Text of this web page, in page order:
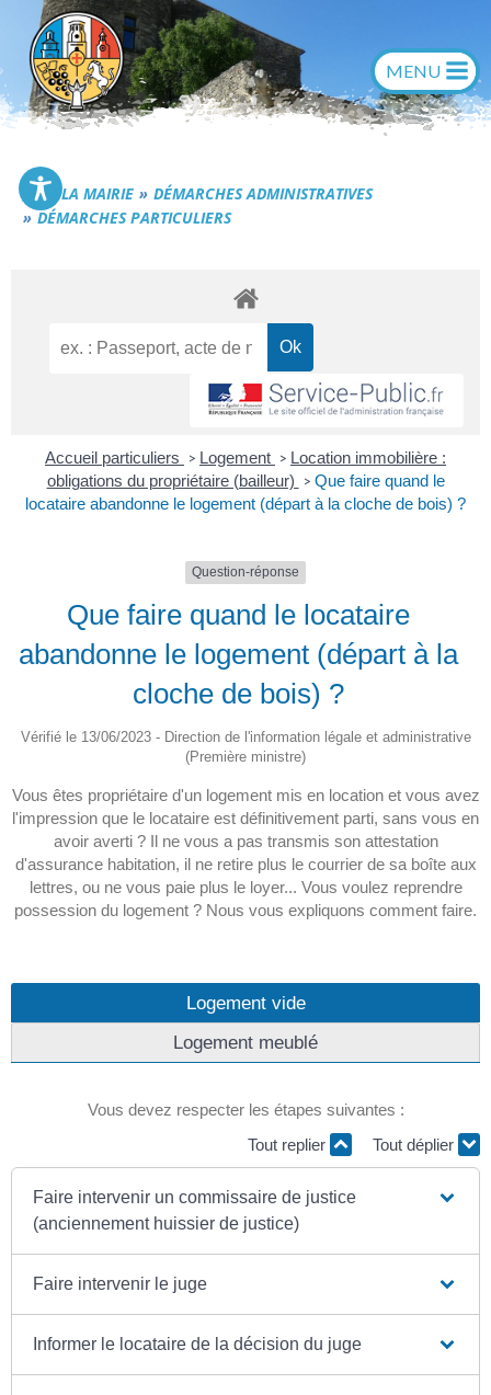
contenu
Commune de Générac
LA MAIRIE
DÉMARCHES ADMINISTRATIVES
DÉMARCHES PARTICULIERS
Accueil particuliers > Logement > Location immobilière :
obligations du propriétaire (bailleur)
> Que faire quand le
locataire abandonne le logement (départ à la cloche de bois) ?
Question-réponse
Que faire quand le locataire
abandonne le logement (départ à la
cloche de bois) ?
Vérifié le 13/06/2023 - Direction de l'information légale et administrative
(Première ministre)
Vous êtes propriétaire d'un logement mis en location et vous avez
l'impression que le locataire est définitivement parti, sans vous en
avoir averti ? Il ne vous a pas transmis son attestation
d'assurance habitation, il ne retire plus le courrier de sa boîte aux
lettres, ou ne vous paie plus le loyer... Vous voulez reprendre
possession du logement ? Nous vous expliquons comment faire.
Logement vide
Logement meublé
Vous devez respecter les étapes suivantes :
Tout replier
Tout déplier
Faire intervenir un commissaire de justice
(anciennement huissier de justice)
Faire intervenir le juge
Informer le locataire de la décision du juge